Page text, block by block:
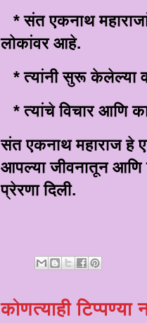
* संत एकनाथ
लोकांवर आहे.
* त्यांनी सुरू केलेल्या
* त्यांचे विचार आणि
संत एकनाथ महाराज हे
आपल्या जीवनातून आणि
प्रेरणा दिली.
कोणत्याही टिप्पण्‍या